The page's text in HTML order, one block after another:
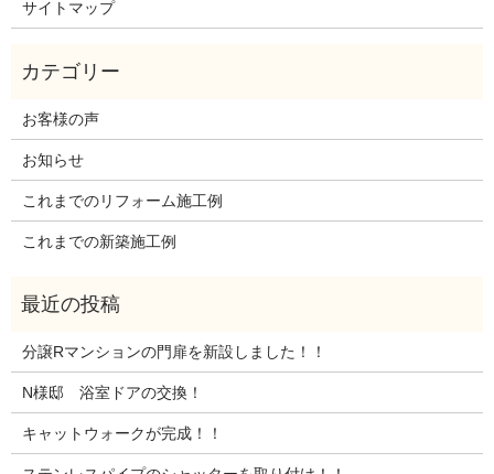
サイトマップ
お客様の声
お知らせ
これまでのリフォーム施工例
これまでの新築施工例
分譲Rマンションの門扉を新設しました！！
N様邸 浴室ドアの交換！
キャットウォークが完成！！